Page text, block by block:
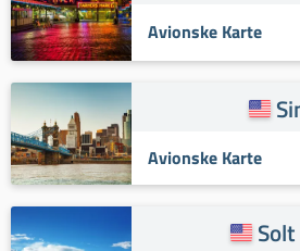
Avionske Karte
Avionske Karte